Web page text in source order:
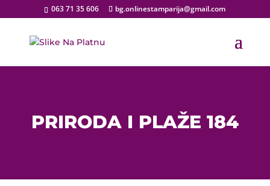
063 71 35 606 bg.onlinestamparija@gmail.com
PRIRODA I PLAŽE 184